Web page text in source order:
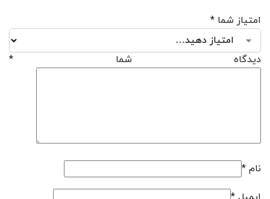
امتیاز شما *
دیدگاه شما *
نام *